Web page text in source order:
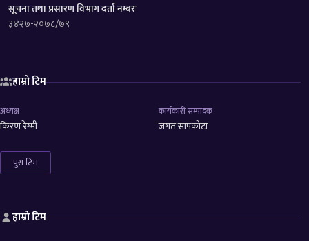
सूचना तथा प्रसारण विभाग दर्ता नम्बरः
३४२७-२०७८/७९
हाम्रो टिम
अध्यक्ष
किरण रेग्मी
कार्यकारी सम्पादक
जगत सापकोटा
पुरा टिम
हाम्रो टिम